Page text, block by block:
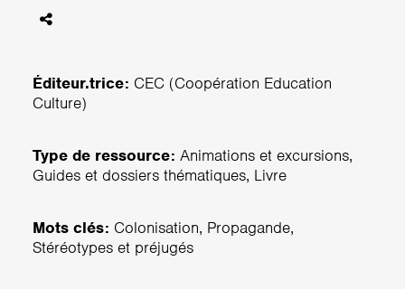
Éditeur.trice: CEC (Coopération Education
Culture)
Type de ressource: Animations et excursions,
Guides et dossiers thématiques, Livre
Mots clés: Colonisation, Propagande,
Stéréotypes et préjugés